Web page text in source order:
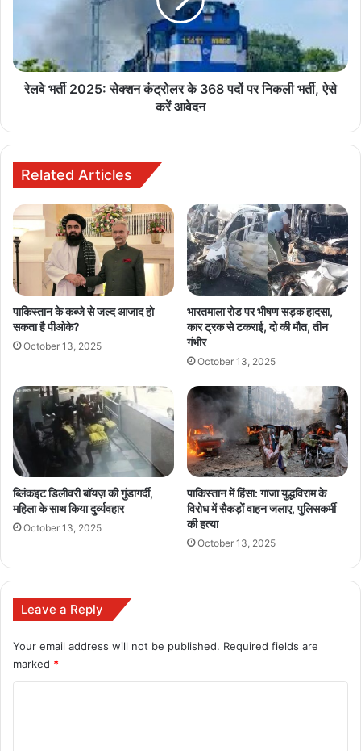
अकाउंट्स की पहचान कर रही है। 29 जुलाई को खुशबू पाटनी के बयान वाले
वीडियो पर किए गए आपत्तिजनक कमेंट्स भी जांच के दायरे में हैं।
Bhiwani court murder
Disha Patani house firing
Goldy Brar gang Naveen Boxer gangster
Sonu Tiwari Jind
Virendra Charan shooter
रेलवे भर्ती 2025: सेक्शन कंट्रोलर के 368 पदों पर निकली भर्ती, ऐसे
करें आवेदन
Related Articles
पाकिस्तान के कब्जे से जल्द आजाद हो
सकता है पीओके?
October 13, 2025
भारतमाला रोड पर भीषण सड़क हादसा,
कार ट्रक से टकराई, दो की मौत, तीन
गंभीर
October 13, 2025
ब्लिंकइट डिलीवरी बॉयज़ की गुंडागर्दी,
महिला के साथ किया दुर्व्यवहार
October 13, 2025
पाकिस्तान में हिंसा: गाजा युद्धविराम के
विरोध में सैकड़ों वाहन जलाए, पुलिसकर्मी
की हत्या
October 13, 2025
Leave a Reply
Your email address will not be published. Required fields are
marked *